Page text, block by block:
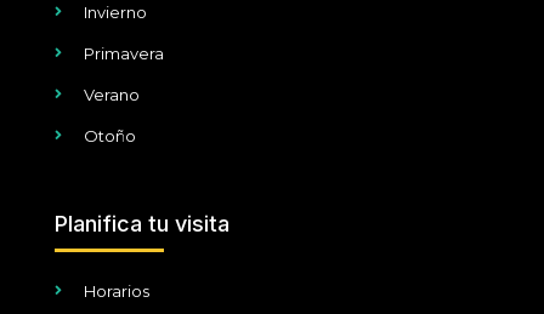
Invierno
Primavera
Verano
Otoño
Planifica tu visita
Horarios